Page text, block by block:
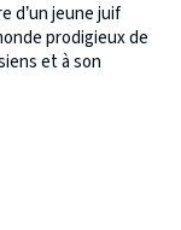
d’un jeune juif
prodigieux de
et à son